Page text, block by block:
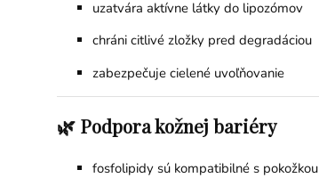
uzatvára aktívne látky do lipozómov
chráni citlivé zložky pred degradáciou
zabezpečuje cielené uvoľňovanie
🌿 Podpora kožnej bariéry
fosfolipidy sú kompatibilné s pokožkou